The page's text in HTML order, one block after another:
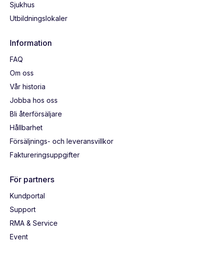
Sjukhus
Utbildningslokaler
Information
FAQ
Om oss
Vår historia
Jobba hos oss
Bli återförsäljare
Hållbarhet
Försäljnings- och leveransvillkor
Faktureringsuppgifter
För partners
Kundportal
Support
RMA & Service
Event